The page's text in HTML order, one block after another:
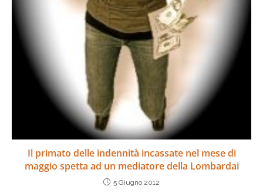
Il primato delle indennità incassate nel mese di
maggio spetta ad un mediatore della Lombardai
5 Giugno 2012